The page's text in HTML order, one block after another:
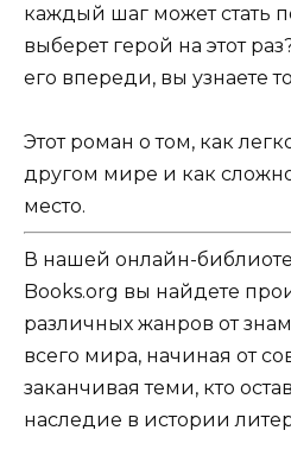
каждый шаг может стать
выберет герой на этот
его впереди, вы узнаете
Этот роман о том, как
другом мире и как
место.
В нашей онлайн-
Books.org вы найдете
различных жанров от
всего мира, начиная от
заканчивая теми, кто
наследие в истории